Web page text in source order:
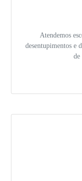
Atendemos
desentupimentos e
de